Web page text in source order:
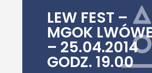
LEW FEST –
MGOK
– 25.04.2014
GODZ. 19.00